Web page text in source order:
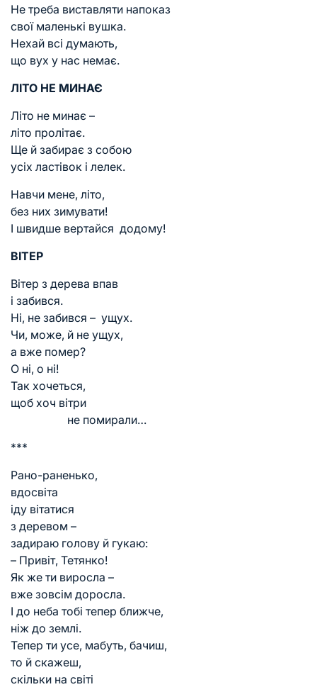
Не треба виставляти напоказ
свої маленькі вушка.
Нехай всі думають,
що вух у нас немає.
ЛІТО НЕ МИНАЄ
Літо не минає –
літо пролітає.
Ще й забирає з собою
усіх ластівок і лелек.
Навчи мене, літо,
без них зимувати!
І швидше вертайся додому!
ВІТЕР
Вітер з дерева впав
і забився.
Ні, не забився – ущух.
Чи, може, й не ущух,
а вже помер?
О ні, о ні!
Так хочеться,
щоб хоч вітри
не помирали…
***
Рано-раненько,
вдосвіта
іду вітатися
з деревом –
задираю голову й гукаю:
– Привіт, Тетянко!
Як же ти виросла –
вже зовсім доросла.
І до неба тобі тепер ближче,
ніж до землі.
Тепер ти усе, мабуть, бачиш,
то й скажеш,
скільки на світі